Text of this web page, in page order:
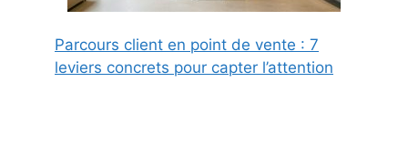
Parcours client en point de vente : 7
leviers concrets pour capter l’attention